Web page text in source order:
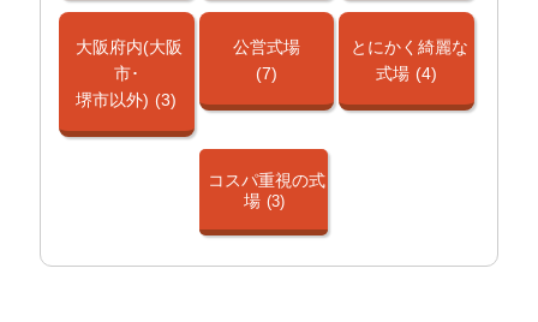
大阪府内(大阪
市･
堺市以外) (3)
公営式場
(7)
とにかく綺麗な
式場 (4)
コスパ重視の式
場 (3)